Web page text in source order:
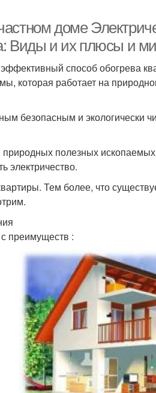
доме
Виды и их плюсы и
способ обогрева
которая работает на
безопасным и экологически
полезных
электричество.
Тем более, что
преимуществ :